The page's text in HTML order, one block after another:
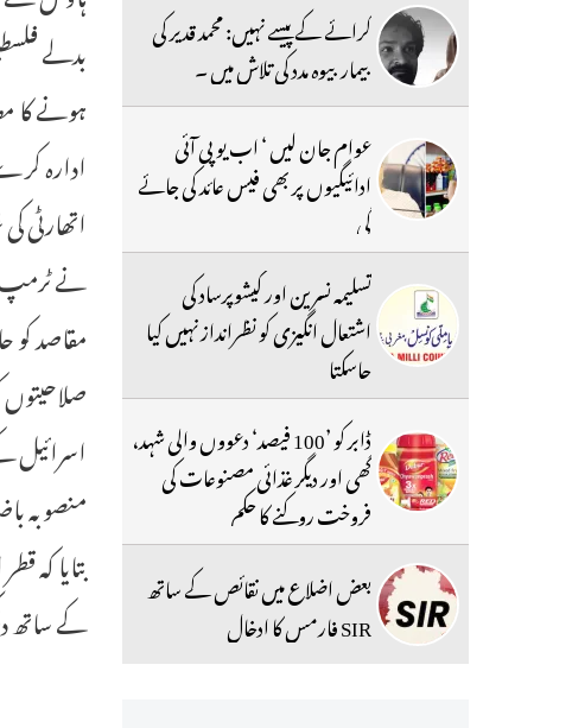
بدلے
ہونے کا
ادارہ
اتھارٹی
نے ٹرمپ
مقاصد
صلاحیتوں
اسرائیل
منصوبہ
بتایا کہ
کے ساتھ
کرائے کے پیسے نہیں: محمد قدیر کی
بیمار بیوہ مدد کی تلاش میں ۔
عوام جان لیں ‘ اب یو پی آئی
ادائیگیوں پر بھی فیس عائد کی جائے
گی
تسلیمہ نسرین اور کیشوپرساد کی
اشتعال انگیزی کو نظرانداز نہیں کیا
جاسکتا
ڈابر کو ’100 فیصد‘ دعووں والی شہد،
گھی اور دیگر غذائی مصنوعات کی
فروخت روکنے کا حکم
بعض اضلاع میں نقائص کے ساتھ
SIR فارمس کا ادخال